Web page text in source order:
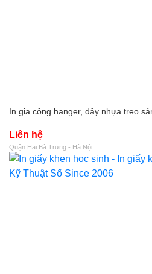
In gia công hanger, dây nhựa treo
Liên hệ
Quận Hai Bà Trưng - Hà Nội